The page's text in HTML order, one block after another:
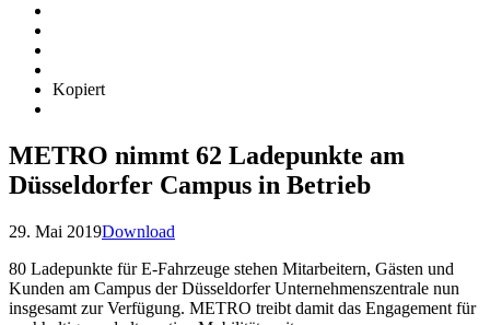
Kopiert
METRO nimmt 62 Ladepunkte am
Düsseldorfer Campus in Betrieb
29. Mai 2019Download
80 Ladepunkte für E-Fahrzeuge stehen Mitarbeitern, Gästen und
Kunden am Campus der Düsseldorfer Unternehmenszentrale nun
insgesamt zur Verfügung. METRO treibt damit das Engagement für